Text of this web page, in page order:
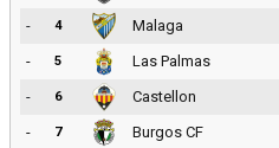
-
4 Malaga
-
5 Las Palmas
-
6 Castellon
-
7 Burgos CF